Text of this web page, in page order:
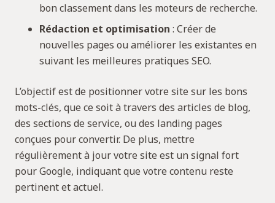
bon classement dans les moteurs de recherche.
Rédaction et optimisation : Créer de
nouvelles pages ou améliorer les existantes en
suivant les meilleures pratiques SEO.
L’objectif est de positionner votre site sur les bons
mots-clés, que ce soit à travers des articles de blog,
des sections de service, ou des landing pages
conçues pour convertir. De plus, mettre
régulièrement à jour votre site est un signal fort
pour Google, indiquant que votre contenu reste
pertinent et actuel.